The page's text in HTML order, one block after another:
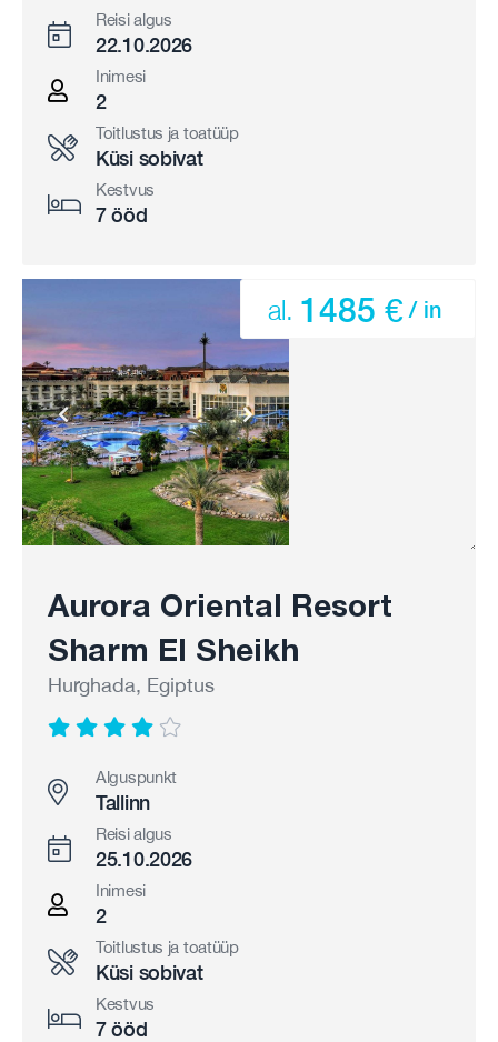
Reisi algus
22.10.2026
Inimesi
2
Toitlustus ja toatüüp
Küsi sobivat
Kestvus
7 ööd
Aurora Oriental Resort
Sharm El Sheikh
Hurghada, Egiptus
al. 1485 € / in
Alguspunkt
Tallinn
Reisi algus
25.10.2026
Inimesi
2
Toitlustus ja toatüüp
Küsi sobivat
Kestvus
7 ööd